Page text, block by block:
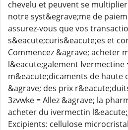
chevelu et peuvent se
notre syst&egrave;me de
assurez-vous que vos
s&eacute;curis&eacute;es et
Commencez &agrave; acheter
l&eacute;galement Ivermectine
m&eacute;dicaments de haute
&agrave; des prix
3zvwke = Allez &agrave; la
acheter du ivermectin
Excipients: cellulose